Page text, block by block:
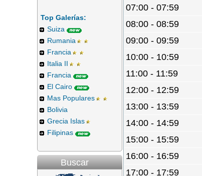
Top Galerías:
Suiza
Rumania
Francia
Italia II
Francia
El Cairo
Mas Populares
Bolivia
Grecia Islas
Filipinas
Buscar
07:00 - 07:59
08:00 - 08:59
09:00 - 09:59
10:00 - 10:59
11:00 - 11:59
12:00 - 12:59
13:00 - 13:59
14:00 - 14:59
15:00 - 15:59
16:00 - 16:59
17:00 - 17:59